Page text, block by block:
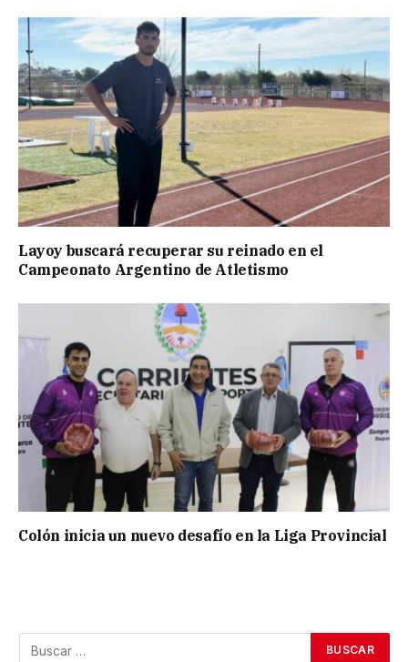
Layoy buscará recuperar su reinado en el
Campeonato Argentino de Atletismo
Colón inicia un nuevo desafío en la Liga Provincial